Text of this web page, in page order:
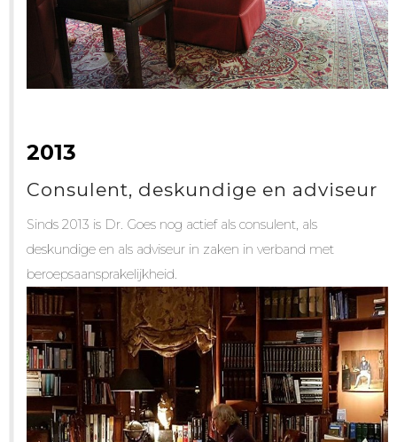
2013
Consulent, deskundige en adviseur
Sinds 2013 is Dr. Goes nog actief als consulent, als
deskundige en als adviseur in zaken in verband met
beroepsaansprakelijkheid.